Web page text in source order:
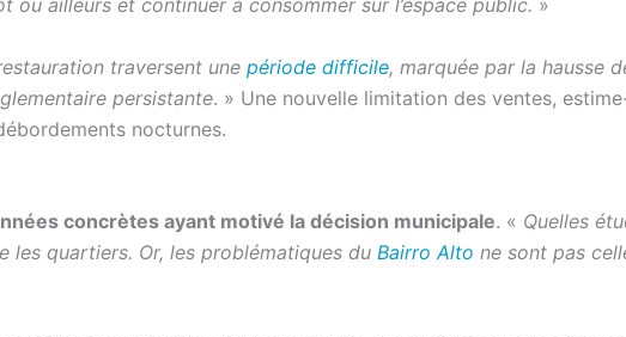
ailleurs et continuer à consommer sur l’espace public. »
traversent une période difficile, marquée par la hausse
persistante. » Une nouvelle limitation des ventes,
nocturnes.
concrètes ayant motivé la décision municipale. « Quelles
les quartiers. Or, les problématiques du Bairro Alto ne sont pas